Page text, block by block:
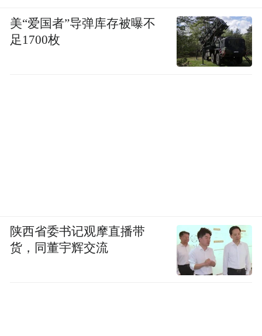
美“爱国者”导弹库存被曝不
足1700枚
陕西省委书记观摩直播带
货，同董宇辉交流